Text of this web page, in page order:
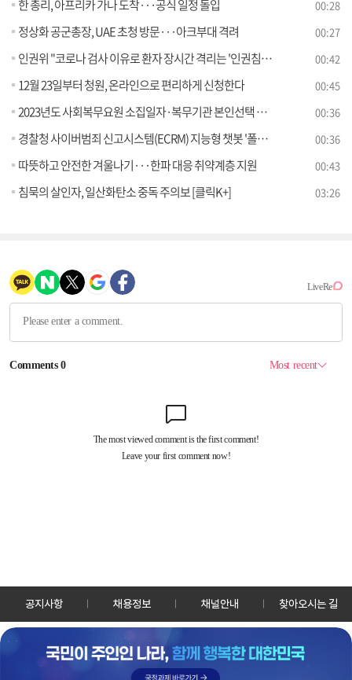
한 총리, 아프리카 가나 도착···공식 일정 돌입 00:28
정상화 공군총장, UAE 초청 방문···아크부대 격려 00:27
인권위 "코로나 검사 이유로 환자 장시간 격리는 '인권침해'" 00:42
12월 23일부터 청원, 온라인으로 편리하게 신청한다 00:45
2023년도 사회복무요원 소집일자·복무기관 본인선택 접수 안내 00:36
경찰청 사이버범죄 신고시스템(ECRM) 지능형 챗봇 '폴봇' 대국민 서비스 개시 00:36
따뜻하고 안전한 겨울나기···한파 대응 취약계층 지원 00:43
침묵의 살인자, 일산화탄소 중독 주의보 [클릭K+] 03:26
공지사항 채용정보 채널안내 찾아오시는 길
30128 세종특별자치시 정부2청사로 13 한국정책방송원 KTV
TEL: 044-204-8000
Copyrightⓒ KTV 국민방송 All Rights Reserved.